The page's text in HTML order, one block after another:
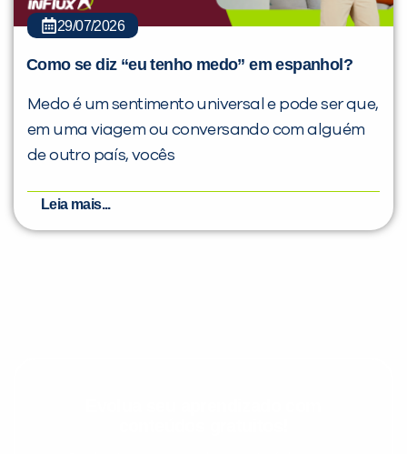
29/07/2026
Como se diz “eu tenho medo” em espanhol?
Medo é um sentimento universal e pode ser que,
em uma viagem ou conversando com alguém
de outro país, vocês
Leia mais...